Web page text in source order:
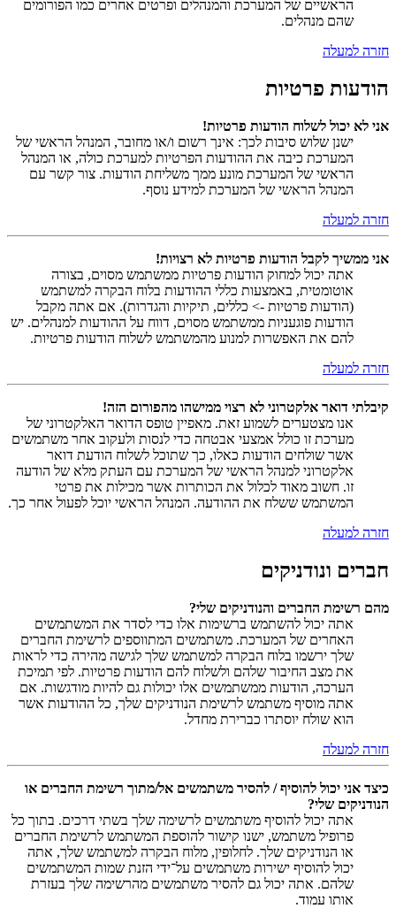
הראשיים של המערכת והמנהלים ופרטים אחרים כמו הפורומים
שהם מנהלים.
חזרה למעלה
הודעות פרטיות
אני לא יכול לשלוח הודעות פרטיות!
ישנן שלוש סיבות לכך: אינך רשום ו/או מחובר, המנהל הראשי של
המערכת כיבה את ההודעות הפרטיות למערכת כולה, או המנהל
הראשי של המערכת מונע ממך משליחת הודעות. צור קשר עם
המנהל הראשי של המערכת למידע נוסף.
חזרה למעלה
אני ממשיך לקבל הודעות פרטיות לא רצויות!
אתה יכול למחוק הודעות פרטיות ממשתמש מסוים, בצורה
אוטומטית, באמצעות כללי ההודעות בלוח הבקרה למשתמש
(הודעות פרטיות -> כללים, תיקיות והגדרות). אם אתה מקבל
הודעות פוגעניות ממשתמש מסוים, דווח על ההודעות למנהלים. יש
להם את האפשרות למנוע מהמשתמש לשלוח הודעות פרטיות.
חזרה למעלה
קיבלתי דואר אלקטרוני לא רצוי ממישהו מהפורום הזה!
אנו מצטערים לשמוע זאת. מאפיין טופס הדואר האלקטרוני של
מערכת זו כולל אמצעי אבטחה כדי לנסות ולעקוב אחר משתמשים
אשר שולחים הודעות כאלו, כך שתוכל לשלוח הודעת דואר
אלקטרוני למנהל הראשי של המערכת עם העתק מלא של הודעה
זו. חשוב מאוד לכלול את הכותרות אשר מכילות את פרטי
המשתמש ששלח את ההודעה. המנהל הראשי יוכל לפעול אחר כך.
חזרה למעלה
חברים ונודניקים
מהם רשימת החברים והנודניקים שלי?
אתה יכול להשתמש ברשימות אלו כדי לסדר את המשתמשים
האחרים של המערכת. משתמשים המתווספים לרשימת החברים
שלך ירשמו בלוח הבקרה למשתמש שלך לגישה מהירה כדי לראות
את מצב החיבור שלהם ולשלוח להם הודעות פרטיות. לפי תמיכת
הערכה, הודעות ממשתמשים אלו יכולות גם להיות מודגשות. אם
אתה מוסיף משתמש לרשימת הנודניקים שלך, כל ההודעות אשר
הוא שולח יוסתרו כברירת מחדל.
חזרה למעלה
כיצד אני יכול להוסיף / להסיר משתמשים אל/מתוך רשימת החברים או
הנודניקים שלי?
אתה יכול להוסיף משתמשים לרשימה שלך בשתי דרכים. בתוך כל
פרופיל משתמש, ישנו קישור להוספת המשתמש לרשימת החברים
או הנודניקים שלך. לחלופין, מלוח הבקרה למשתמש שלך, אתה
יכול להוסיף ישירות משתמשים על־ידי הזנת שמות המשתמשים
שלהם. אתה יכול גם להסיר משתמשים מהרשימה שלך בעזרת
אותו עמוד.